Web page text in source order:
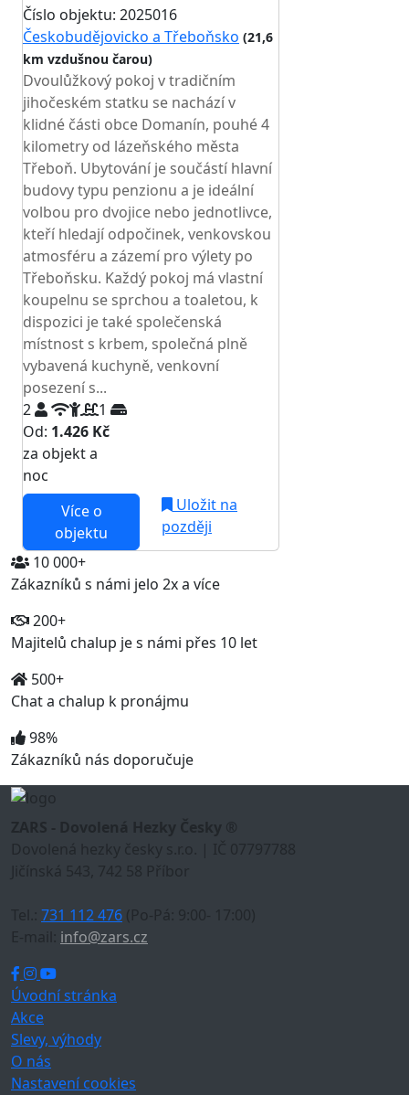
Číslo objektu: 2025016
Českobudějovicko a Třeboňsko (21,6
km vzdušnou čarou)
Dvoulůžkový pokoj v tradičním
jihočeském statku se nachází v
klidné části obce Domanín, pouhé 4
kilometry od lázeňského města
Třeboň. Ubytování je součástí hlavní
budovy typu penzionu a je ideální
volbou pro dvojice nebo jednotlivce,
kteří hledají odpočinek, venkovskou
atmosféru a zázemí pro výlety po
Třeboňsku. Každý pokoj má vlastní
koupelnu se sprchou a toaletou, k
dispozici je také společenská
místnost s krbem, společná plně
vybavená kuchyně, venkovní
posezení s...
2
1
Od: 1.426 Kč
za objekt a
noc
Více o
objektu
Uložit na
později
10 000+
Zákazníků s námi jelo 2x a více
200+
Majitelů chalup je s námi přes 10 let
500+
Chat a chalup k pronájmu
98%
Zákazníků nás doporučuje
ZARS - Dovolená Hezky Česky ®
Dovolená hezky česky s.r.o. | IČ 07797788
Jičínská 543, 742 58 Příbor
Tel.: 731 112 476 (Po-Pá: 9:00- 17:00)
E-mail: info@zars.cz
Úvodní stránka
Akce
Slevy, výhody
O nás
Nastavení cookies